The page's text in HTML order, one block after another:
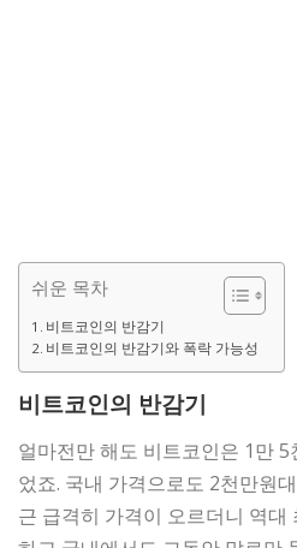
쉬운 목차
비트코인의 반감기
비트코인의 반감기와 폭락 가능성
비트코인의 반감기
얼마전만 해도 비트코인은 1만
었죠. 국내 가격으로도 2천만원
근 급격히 가격이 오르더니 역대